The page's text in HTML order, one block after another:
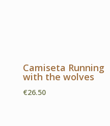
Camiseta Running
with the wolves
€26.50